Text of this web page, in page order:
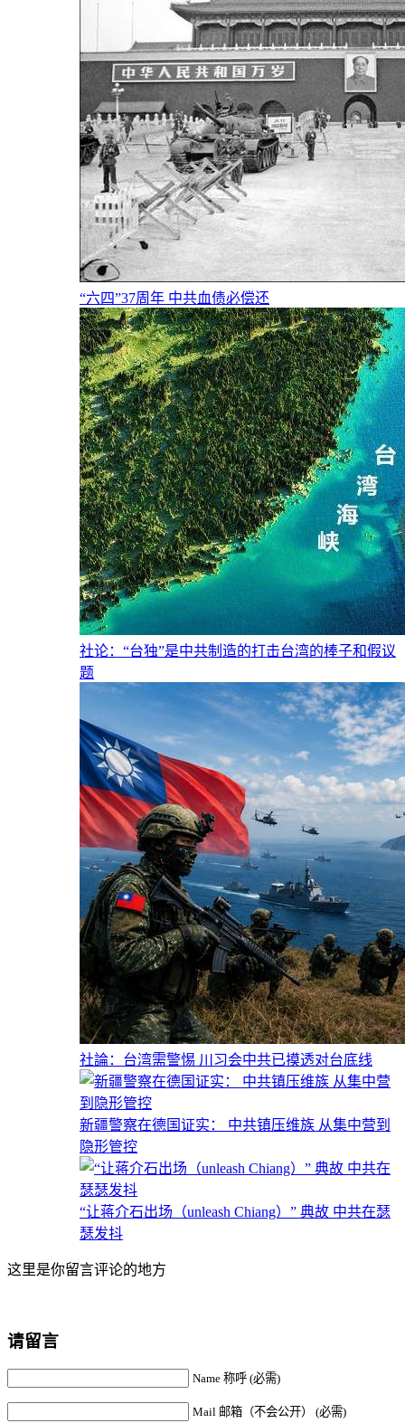
“六四”37周年 中共血债必偿还
社论：“台独”是中共制造的打击台湾的棒子和假议
题
社論：台湾需警惕 川习会中共已摸透对台底线
新疆警察在德国证实： 中共镇压维族 从集中营到
隐形管控
“让蒋介石出场（unleash Chiang）” 典故 中共在瑟
瑟发抖
这里是你留言评论的地方
请留言
Name 称呼 (必需)
Mail 邮箱（不会公开） (必需)